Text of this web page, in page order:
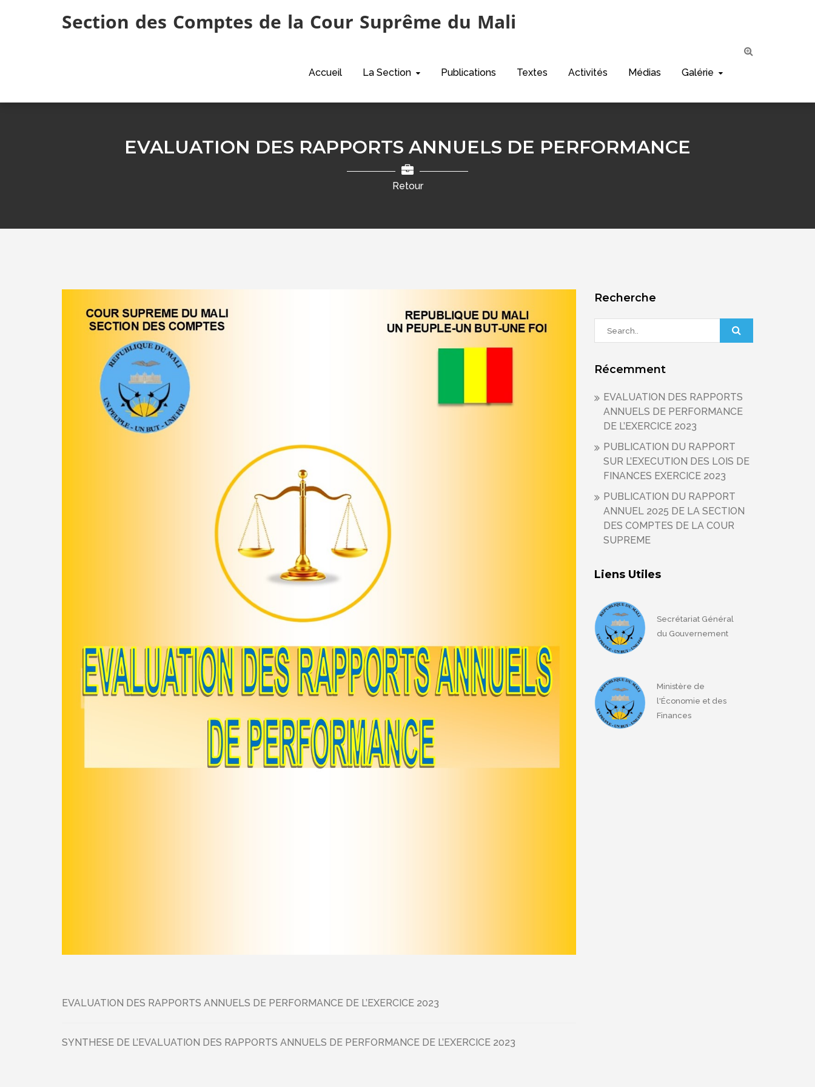
Section des Comptes de la Cour Suprême du Mali
Accueil La Section Publications Textes Activités Médias Galérie
EVALUATION DES RAPPORTS ANNUELS DE PERFORMANCE
Retour
EVALUATION DES RAPPORTS ANNUELS DE PERFORMANCE DE L’EXERCICE 2023
SYNTHESE DE L’EVALUATION DES RAPPORTS ANNUELS DE PERFORMANCE DE L’EXERCICE 2023
Recherche
Récemment
EVALUATION DES RAPPORTS
ANNUELS DE PERFORMANCE
DE L’EXERCICE 2023
PUBLICATION DU RAPPORT
SUR L’EXECUTION DES LOIS DE
FINANCES EXERCICE 2023
PUBLICATION DU RAPPORT
ANNUEL 2025 DE LA SECTION
DES COMPTES DE LA COUR
SUPREME
Liens Utiles
Secrétariat Général
du Gouvernement
Ministère de
l'Économie et des
Finances